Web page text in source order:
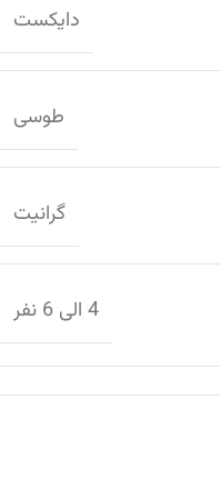
دایکست
طوسی
گرانیت
4 الی 6 نفر